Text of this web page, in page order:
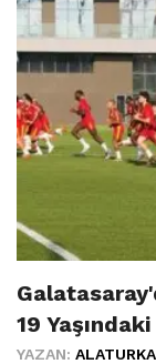
19
YAZAN: